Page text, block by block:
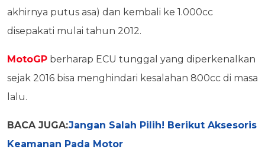
akhirnya putus asa) dan kembali ke 1.000cc
disepakati mulai tahun 2012.
MotoGP berharap ECU tunggal yang diperkenalkan
sejak 2016 bisa menghindari kesalahan 800cc di masa
lalu.
BACA JUGA:Jangan Salah Pilih! Berikut Aksesoris
Keamanan Pada Motor